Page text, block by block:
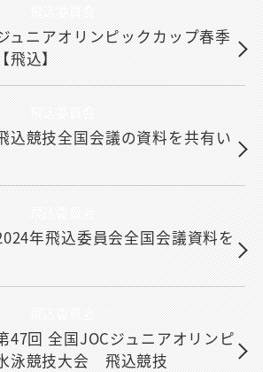
飛込委員会
ュニアオリンピックカップ春季
飛込】
飛込委員会
込競技全国会議の資料を共有い
飛込委員会
年飛込委員会全国会議資料を
飛込委員会
47回 全国JOCジュニアオリンピ
泳競技大会 飛込競技